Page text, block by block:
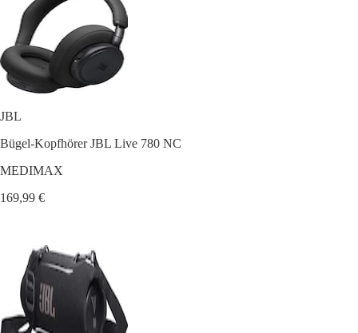
JBL
Bügel-Kopfhörer JBL Live 780 NC
MEDIMAX
169,99 €